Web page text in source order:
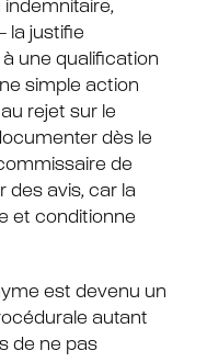
la justifie
à une qualification
simple action
rejet sur le
dès le
de
des avis, car la
et conditionne
est devenu un
autant
de ne pas